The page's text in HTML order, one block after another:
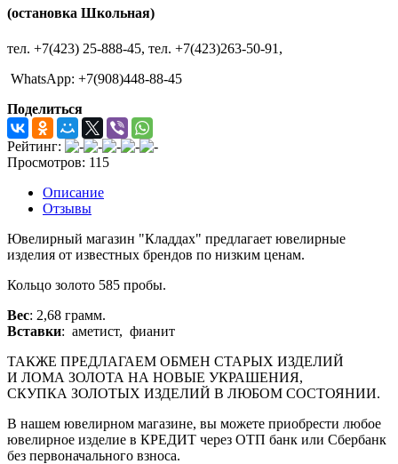
(остановка Школьная)
тел. +7(423) 25-888-45, тел. +7(423)263-50-91,
WhatsApp: +7(908)448-88-45
Поделиться
Рейтинг:
Просмотров: 115
Описание
Отзывы
Ювелирный магазин "Кладдах" предлагает ювелирные
изделия от известных брендов по низким ценам.
Кольцо золото 585 пробы.
Вес: 2,68 грамм.
Вставки: аметист, фианит
ТАКЖЕ ПРЕДЛАГАЕМ ОБМЕН СТАРЫХ ИЗДЕЛИЙ
И ЛОМА ЗОЛОТА НА НОВЫЕ УКРАШЕНИЯ,
СКУПКА ЗОЛОТЫХ ИЗДЕЛИЙ В ЛЮБОМ СОСТОЯНИИ.
В нашем ювелирном магазине, вы можете приобрести любое
ювелирное изделие в КРЕДИТ через ОТП банк или Сбербанк
без первоначального взноса.